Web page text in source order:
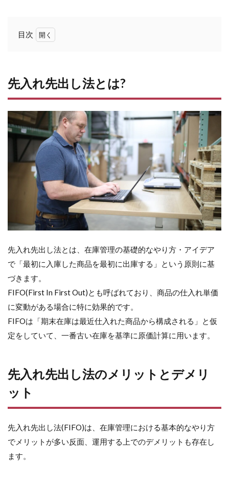
目次
れ
先
出
法
と
は?
2
先
法
の
リ
ッ
と
デ
リ
ッ
れ先
出し
メリ
ット
2.2
れ先
先入れ先出し法とは?
先入れ先出し法とは、在庫管理の基礎的なやり方・アイデア
で「最初に入庫した商品を最初に出庫する」という原則に基
づきます。
FIFO(First In First Out)とも呼ばれており、商品の仕入れ単価
に変動がある場合に特に効果的です。
FIFOは「期末在庫は最近仕入れた商品から構成される」と仮
定をしていて、一番古い在庫を基準に原価計算に用います。
先入れ先出し法のメリットとデメリ
ット
先入れ先出し法(FIFO)は、在庫管理における基本的なやり方
でメリットが多い反面、運用する上でのデメリットも存在し
ます。